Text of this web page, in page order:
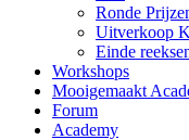
Ronde
Uitverkoop
Einde
Workshops
Mooigemaakt
Forum
Academy